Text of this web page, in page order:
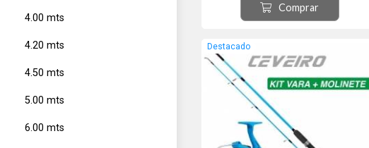
4.00 mts
4.20 mts
4.50 mts
5.00 mts
6.00 mts
Comprar
Destacado